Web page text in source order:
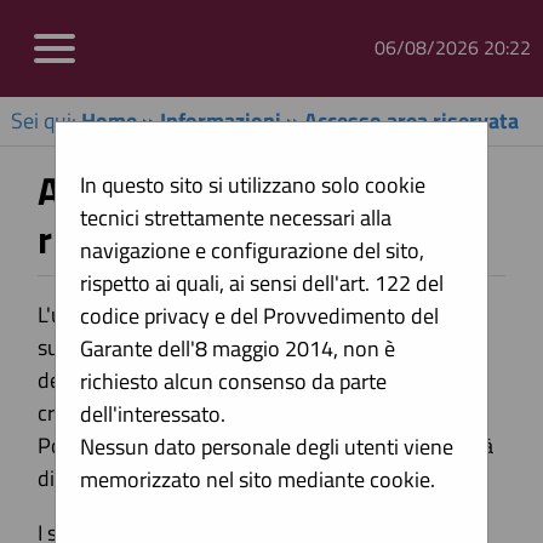
06/08/2026 20:22
Sei qui:Home»Informazioni»Accesso area riservata
In questo sito si utilizzano solo cookie
tecnici strettamente necessari alla
navigazione e configurazione del sito,
rispetto ai quali, ai sensi dell'art. 122 del
codice privacy e del Provvedimento del
Garante dell'8 maggio 2014, non è
richiesto alcun consenso da parte
dell'interessato.
Nessun dato personale degli utenti viene
memorizzato nel sito mediante cookie.
Accesso e utilizzo dell'area
riservata
L'utilizzo della piattaforma telematica è
subordinato alla registrazione dell'anagrafica
dell'operatore economico ai fini di ottenere le
credenziali per accedere all'Area Riservata del
Portale Appalti ove sono disponibili le funzionalità
di interazione con la Stazione Appaltante.
I seguenti documenti descrivono i requisiti e le